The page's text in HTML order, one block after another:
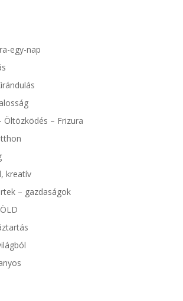
egy-nap
Öltözködés – Frizura
kreatív
– gazdaságok